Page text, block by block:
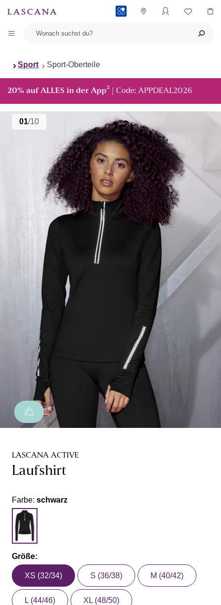
Sport Sport-Oberteile
20% auf ALLES in der App² | Code: APPDEAL2026
01/10
LASCANA ACTIVE
Laufshirt
Farbe: schwarz
Größe:
XS (32/34) S (36/38) M (40/42)
L (44/46) XL (48/50)